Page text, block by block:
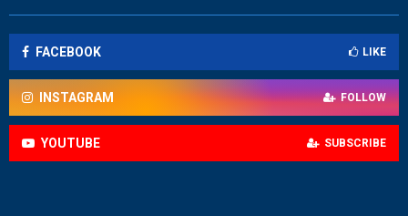
FACEBOOK LIKE
INSTAGRAM FOLLOW
YOUTUBE SUBSCRIBE